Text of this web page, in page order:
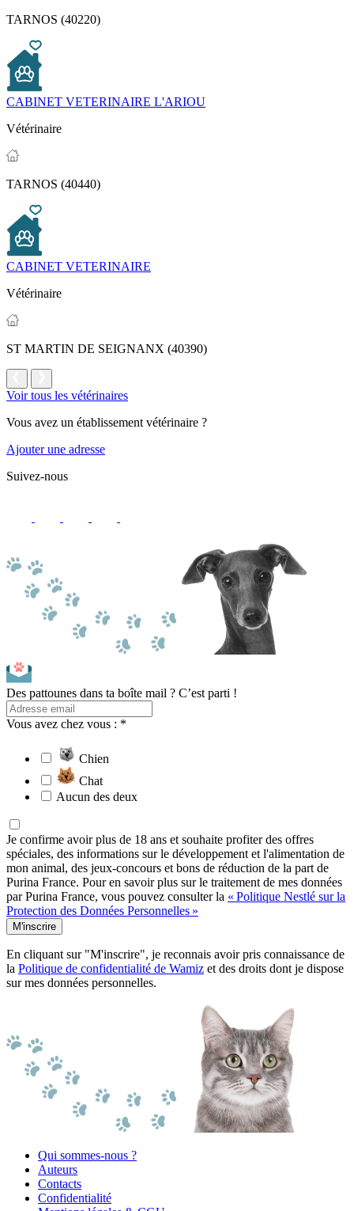
TARNOS (40220)
CABINET VETERINAIRE L'ARIOU
Vétérinaire
TARNOS (40440)
CABINET VETERINAIRE
Vétérinaire
ST MARTIN DE SEIGNANX (40390)
Voir tous les vétérinaires
Vous avez un établissement vétérinaire ?
Ajouter une adresse
Suivez-nous
Des pattounes dans ta boîte mail ? C’est parti !
Vous avez chez vous : *
Chien
Chat
Aucun des deux
Je confirme avoir plus de 18 ans et souhaite profiter des offres
spéciales, des informations sur le développement et l'alimentation de
mon animal, des jeux-concours et bons de réduction de la part de
Purina France. Pour en savoir plus sur le traitement de mes données
par Purina France, vous pouvez consulter la « Politique Nestlé sur la
Protection des Données Personnelles »
M'inscrire
En cliquant sur "M'inscrire", je reconnais avoir pris connaissance de
la Politique de confidentialité de Wamiz et des droits dont je dispose
sur mes données personnelles.
Qui sommes-nous ?
Auteurs
Contacts
Confidentialité